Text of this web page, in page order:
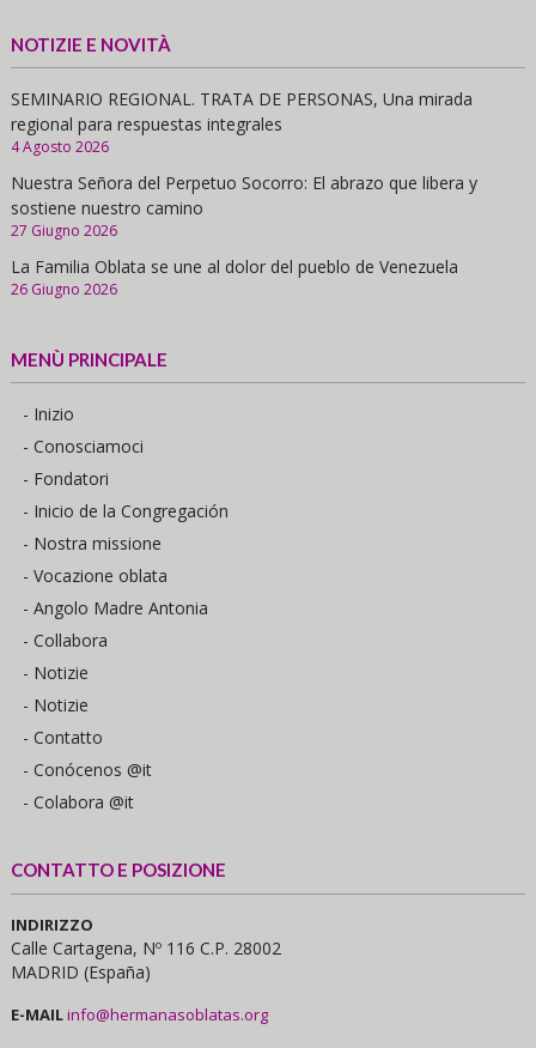
NOTIZIE E NOVITÀ
SEMINARIO REGIONAL. TRATA DE PERSONAS, Una mirada
regional para respuestas integrales
4 Agosto 2026
Nuestra Señora del Perpetuo Socorro: El abrazo que libera y
sostiene nuestro camino
27 Giugno 2026
La Familia Oblata se une al dolor del pueblo de Venezuela
26 Giugno 2026
MENÙ PRINCIPALE
- Inizio
- Conosciamoci
- Fondatori
- Inicio de la Congregación
- Nostra missione
- Vocazione oblata
- Angolo Madre Antonia
- Collabora
- Notizie
- Notizie
- Contatto
- Conócenos @it
- Colabora @it
CONTATTO E POSIZIONE
INDIRIZZO
Calle Cartagena, Nº 116 C.P. 28002
MADRID (España)
E-MAILinfo@hermanasoblatas.org